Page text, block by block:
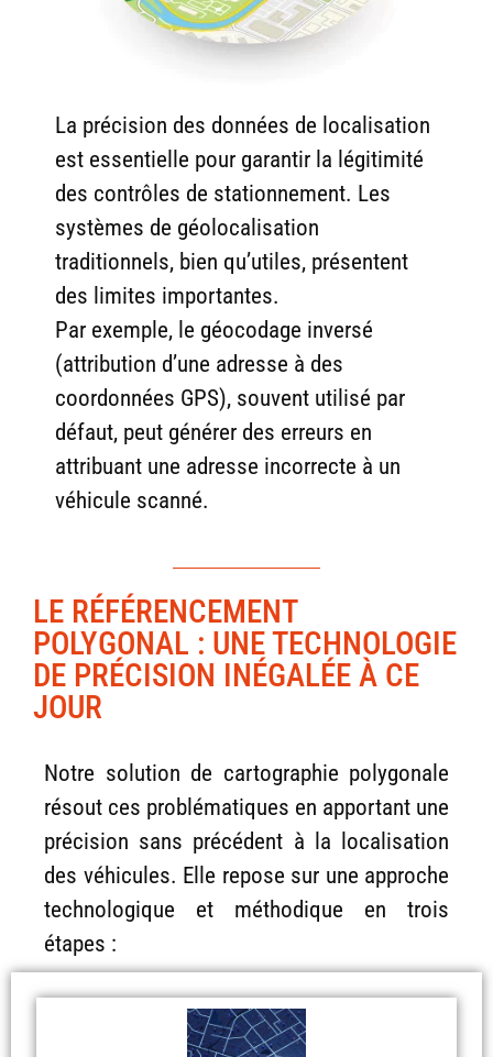
La précision des données de localisation
est essentielle pour garantir la légitimité
des contrôles de stationnement. Les
systèmes de géolocalisation
traditionnels, bien qu’utiles, présentent
des limites importantes.
Par exemple, le géocodage inversé
(attribution d’une adresse à des
coordonnées GPS), souvent utilisé par
défaut, peut générer des erreurs en
attribuant une adresse incorrecte à un
véhicule scanné.
LE RÉFÉRENCEMENT
POLYGONAL : UNE TECHNOLOGIE
DE PRÉCISION INÉGALÉE À CE
JOUR​
Notre solution de cartographie polygonale
résout ces problématiques en apportant une
précision sans précédent à la localisation
des véhicules. Elle repose sur une approche
technologique et méthodique en trois
étapes :